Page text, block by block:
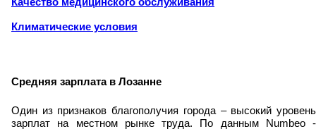
Качество медицинского обслуживания
Климатические условия
Средняя зарплата в Лозанне
Один из признаков благополучия города – высокий уровень
зарплат на местном рынке труда. По данным Numbeo -